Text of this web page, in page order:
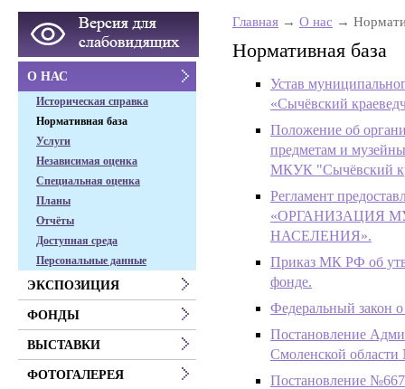
Главная О нас
Нормативная база
Устав
«Сычёвский
Положение об
предметам и
МКУК "Сычёвский
Регламент
«ОРГАНИЗАЦИЯ
НАСЕЛЕНИЯ».
Приказ МК РФ об
фонде.
Федеральный закон
Постановление
Смоленской области
Постановление
О НАС
Историческая справка
Нормативная база
Услуги
Независимая оценка
Специальная оценка
Планы
Отчёты
Доступная среда
Персональные данные
ЭКСПОЗИЦИЯ
ФОНДЫ
ВЫСТАВКИ
ФОТОГАЛЕРЕЯ